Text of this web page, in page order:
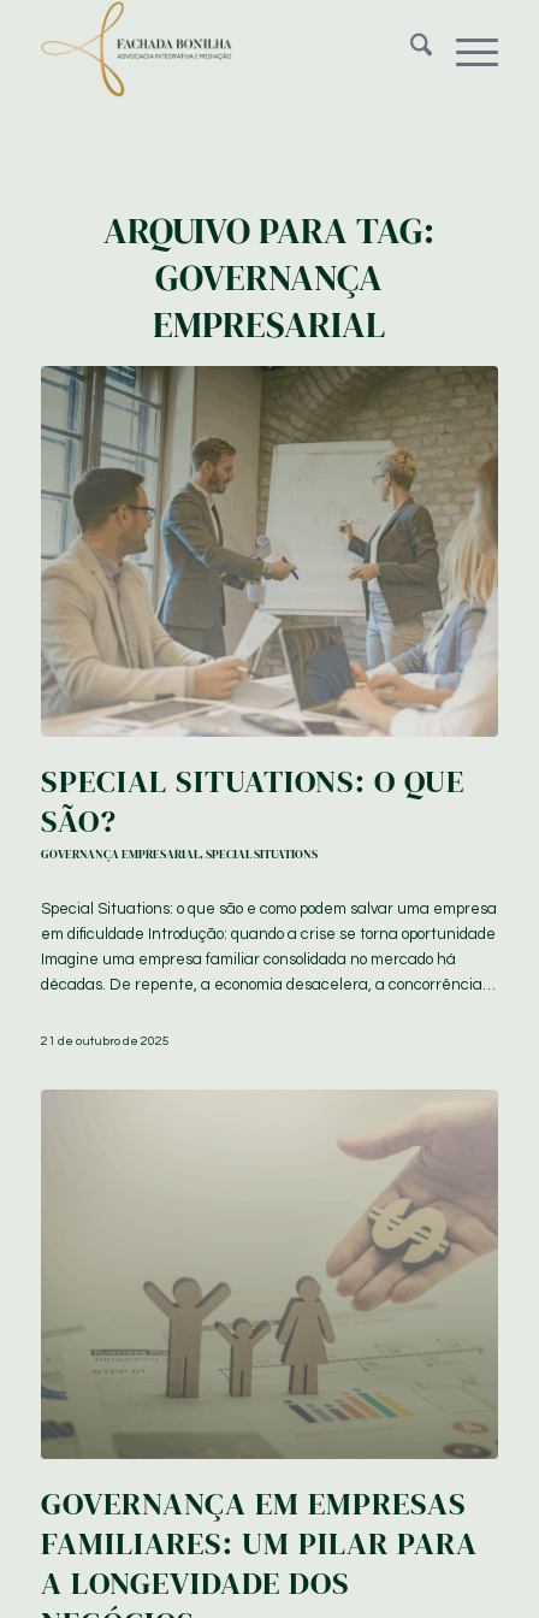
ARQUIVO PARA TAG:
GOVERNANÇA
EMPRESARIAL
SPECIAL SITUATIONS: O QUE
SÃO?
GOVERNANÇA EMPRESARIAL,SPECIAL SITUATIONS
Special Situations: o que são e como podem salvar uma empresa
em dificuldade Introdução: quando a crise se torna oportunidade
Imagine uma empresa familiar consolidada no mercado há
décadas. De repente, a economia desacelera, a concorrência…
21 de outubro de 2025
GOVERNANÇA EM EMPRESAS
FAMILIARES: UM PILAR PARA
A LONGEVIDADE DOS